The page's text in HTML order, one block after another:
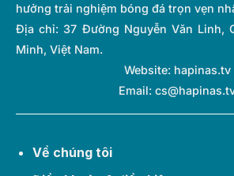
hưởng trải nghiệm bóng đá trọn vẹn
Địa chỉ: 37 Đường Nguyễn Văn Linh,
Minh, Việt Nam.
Website: hapinas.tv
Email:
Về chúng tôi